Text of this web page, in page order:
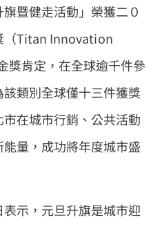
暨健走活動」榮獲二０
（Titan Innovation
獎肯定，在全球逾千件參
類別全球僅十三件獲獎
在城市行銷、公共活動
量，成功將年度城市盛
示，元旦升旗是城市迎